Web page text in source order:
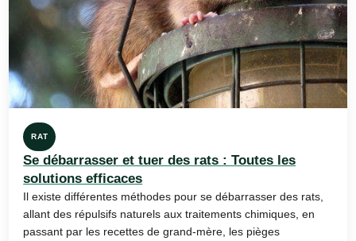
RAT
Se débarrasser et tuer des rats : Toutes les
solutions efficaces
Il existe différentes méthodes pour se débarrasser des rats,
allant des répulsifs naturels aux traitements chimiques, en
passant par les recettes de grand-mère, les pièges